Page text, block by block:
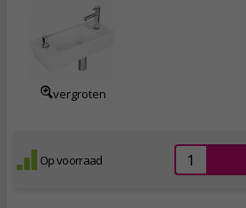
vergroten
Op voorraad